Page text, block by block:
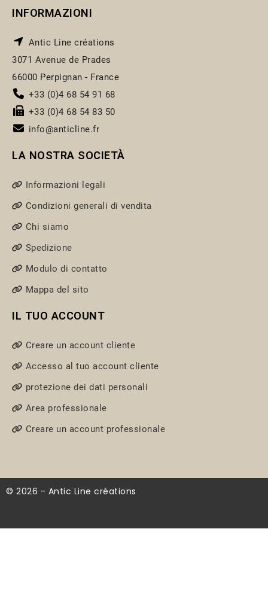
INFORMAZIONI
Antic Line créations
3071 Avenue de Prades
66000 Perpignan - France
+33 (0)4 68 54 91 68
+33 (0)4 68 54 83 50
info@anticline.fr
LA NOSTRA SOCIETÀ
Informazioni legali
Condizioni generali di vendita
Chi siamo
Spedizione
Modulo di contatto
Mappa del sito
IL TUO ACCOUNT
Creare un account cliente
Accesso al tuo account cliente
protezione dei dati personali
Area professionale
Creare un account professionale
© 2026 - Antic Line créations